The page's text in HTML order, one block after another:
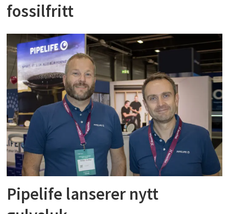
fossilfritt
Pipelife lanserer nytt